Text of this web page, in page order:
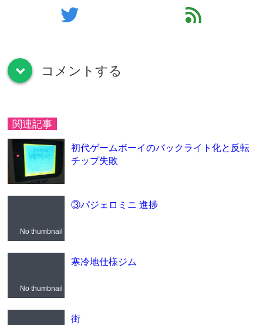
twitter feed
down コメントする
関連記事
初代ゲームボーイのバックライト化と反転
チップ失敗
No thumbnail
③パジェロミニ 進捗
No thumbnail
寒冷地仕様ジム
街